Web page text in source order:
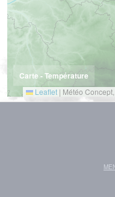
Leaflet | Météo
Carte - Température